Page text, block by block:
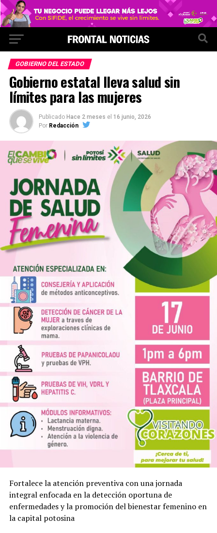
GOBIERNO DEL ESTADO
Gobierno estatal lleva salud sin
límites para las mujeres
Publicado Hace 2 meses el 16 junio, 2026
Por Redacción
Fortalece la atención preventiva con una jornada
integral enfocada en la detección oportuna de
enfermedades y la promoción del bienestar femenino en
la capital potosina